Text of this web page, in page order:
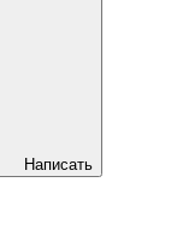
Написать